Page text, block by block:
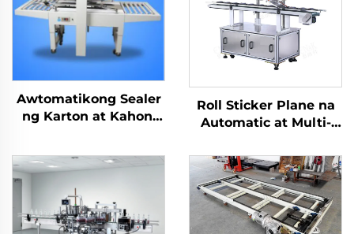
Awtomatikong Sealer
ng Karton at Kahon,
Karton, ENKF-01
Roll Sticker Plane na
Automatic at Multi-
ibabaw na labeling
machine ENKB-06